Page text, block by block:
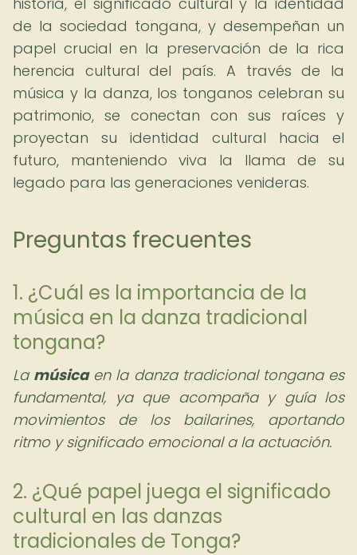
de la sociedad tongana, y desempeñan un
papel crucial en la preservación de la rica
herencia cultural del país. A través de la
música y la danza, los tonganos celebran su
patrimonio, se conectan con sus raíces y
proyectan su identidad cultural hacia el
futuro, manteniendo viva la llama de su
legado para las generaciones venideras.
Preguntas frecuentes
1. ¿Cuál es la importancia de la
música en la danza tradicional
tongana?
La músicaen la danza tradicional tongana es
fundamental, ya que acompaña y guía los
movimientos de los bailarines, aportando
ritmo y significado emocional a la actuación.
2. ¿Qué papel juega el significado
cultural en las danzas
tradicionales de Tonga?